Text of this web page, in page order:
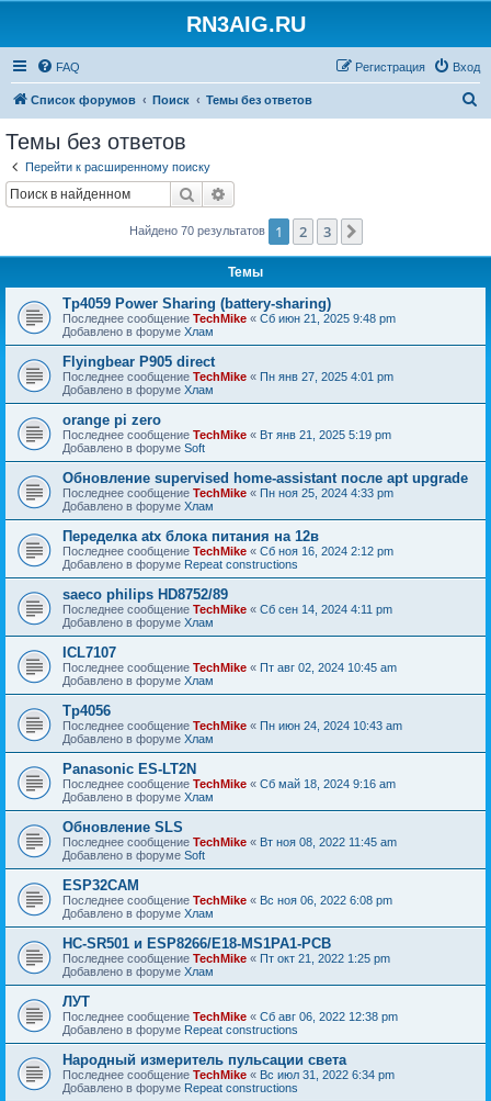
RN3AIG.RU
FAQ Вход
Регистрация
Список форумов Поиск Темы без ответов
Темы без ответов
Перейти к расширенному поиску
Поиск
Найдено 70 результатов 1 2 3
Темы
Tp4059 Power Sharing (battery-sharing)
Последнее сообщение TechMike « Сб июн 21, 2025 9:48 pm
Добавлено в форуме Хлам
Flyingbear P905 direct
Последнее сообщение TechMike « Пн янв 27, 2025 4:01 pm
Добавлено в форуме Хлам
orange pi zero
Последнее сообщение TechMike « Вт янв 21, 2025 5:19 pm
Добавлено в форуме Soft
Обновление supervised home-assistant после apt upgrade
Последнее сообщение TechMike « Пн ноя 25, 2024 4:33 pm
Добавлено в форуме Хлам
Переделка atx блока питания на 12в
Последнее сообщение TechMike « Сб ноя 16, 2024 2:12 pm
Добавлено в форуме Repeat constructions
saeco philips HD8752/89
Последнее сообщение TechMike « Сб сен 14, 2024 4:11 pm
Добавлено в форуме Хлам
ICL7107
Последнее сообщение TechMike « Пт авг 02, 2024 10:45 am
Добавлено в форуме Хлам
Tp4056
Последнее сообщение TechMike « Пн июн 24, 2024 10:43 am
Добавлено в форуме Хлам
Panasonic ES-LT2N
Последнее сообщение TechMike « Сб май 18, 2024 9:16 am
Добавлено в форуме Хлам
Обновление SLS
Последнее сообщение TechMike « Вт ноя 08, 2022 11:45 am
Добавлено в форуме Soft
ESP32CAM
Последнее сообщение TechMike « Вс ноя 06, 2022 6:08 pm
Добавлено в форуме Хлам
HC-SR501 и ESP8266/E18-MS1PA1-PCB
Последнее сообщение TechMike « Пт окт 21, 2022 1:25 pm
Добавлено в форуме Хлам
ЛУТ
Последнее сообщение TechMike « Сб авг 06, 2022 12:38 pm
Добавлено в форуме Repeat constructions
Народный измеритель пульсации света
Последнее сообщение TechMike « Вс июл 31, 2022 6:34 pm
Добавлено в форуме Repeat constructions